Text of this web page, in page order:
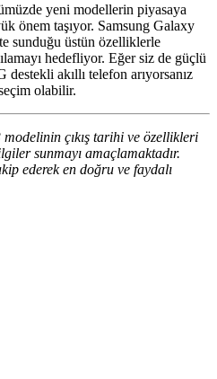
yeni modellerin piyasaya
önem taşıyor. Samsung Galaxy
sunduğu üstün özelliklerle
hedefliyor. Eğer siz de güçlü
akıllı telefon arıyorsanız
olabilir.
çıkış tarihi ve özellikleri
sunmayı amaçlamaktadır.
ederek en doğru ve faydalı